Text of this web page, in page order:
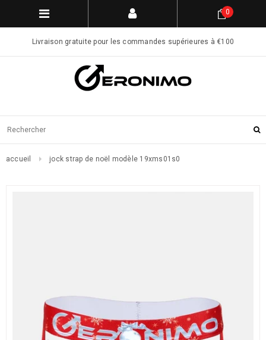
Livraison gratuite pour les commandes supérieures à €100
0
accueil jock strap de noël modèle 19xms01s0